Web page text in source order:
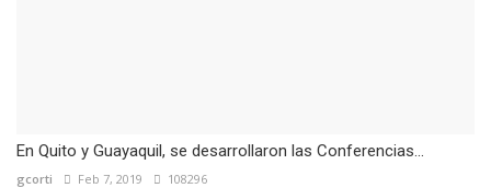
En Quito y Guayaquil, se desarrollaron las Conferencias...
gcorti Feb 7, 2019 108296